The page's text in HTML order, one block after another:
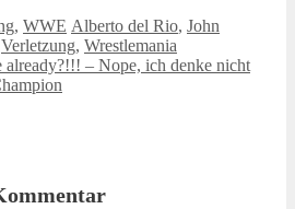
, WWE Schlagwörter
Alberto del Rio, John
Verletzung, Wrestlemania
– Nope, ich denke nicht